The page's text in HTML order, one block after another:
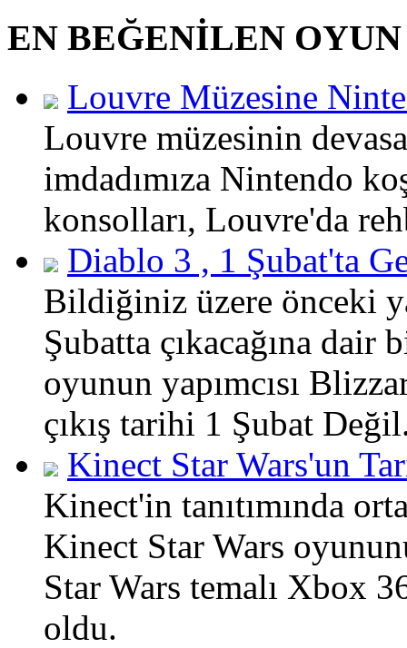
EN BEĞENİLEN
Louvre Müzesine
Louvre müzesinin
imdadımıza Nintendo
konsolları, Louvre'da
Diablo 3 , 1 Şubat'ta
Bildiğiniz üzere önceki
Şubatta çıkacağına
oyunun yapımcısı
çıkış tarihi 1 Şubat
Kinect Star Wars'un
Kinect'in tanıtımında
Kinect Star Wars
Star Wars temalı Xbox
oldu.